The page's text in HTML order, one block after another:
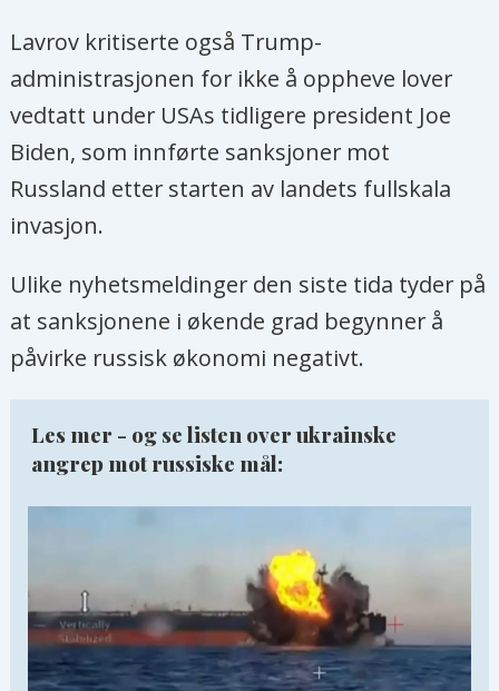
Lavrov kritiserte også Trump-
administrasjonen for ikke å oppheve lover
vedtatt under USAs tidligere president Joe
Biden, som innførte sanksjoner mot
Russland etter starten av landets fullskala
invasjon.
Ulike nyhetsmeldinger den siste tida tyder på
at sanksjonene i økende grad begynner å
påvirke russisk økonomi negativt.
Les mer - og se listen over ukrainske
angrep mot russiske mål: